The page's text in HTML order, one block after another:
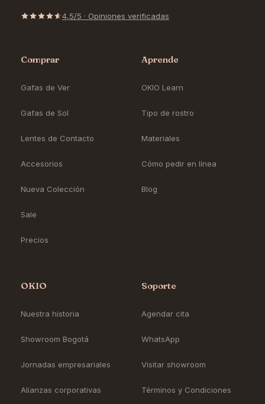
4,5/5 · Opiniones verificadas
Comprar
Gafas de Ver
Gafas de Sol
Lentes de Contacto
Accesorios
Nueva Colección
Sale
Precios
Aprende
OKIO Learn
Tipo de rostro
Materiales
Cómo pedir en línea
Blog
OKIO
Nuestra historia
Showroom Bogotá
Jornadas empresariales
Alianzas corporativas
Soporte
Agendar cita
WhatsApp
Visitar showroom
Términos y Condiciones